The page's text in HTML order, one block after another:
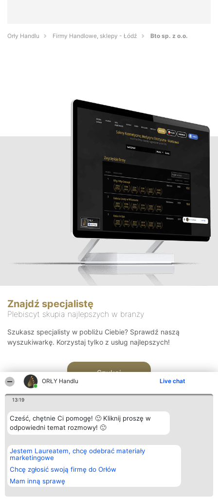
ORŁY Handlu Live chat
13:19
Cześć, chętnie Ci pomogę! 🙂 Kliknij proszę w
odpowiedni temat rozmowy! 🙂
Jestem Laureatem, chcę odebrać materiały
marketingowe
Chcę zgłosić swoją firmę do Orłów
Mam inną sprawę
Orły Handlu Firmy Handlowe, sklepy - Łódź Bto sp. z o.o.
Znajdź specjalistę
Plebiscyt skupia najlepszych w branży
Szukasz specjalisty w pobliżu Ciebie? Sprawdź naszą
wyszukiwarkę. Korzystaj tylko z usług najlepszych!
Szukaj
Organizator plebiscytu
Bright Side Solutions sp. z o.
o. sp. k.
ul. Ruska 22
Wrocław 50-079
KRS 0000749100 | Regon
381313360 | NIP 8943132676
Plebiscyt
Laureaci
wszystkich
Laureatów
Regulamin
Kontakt
Kontakt